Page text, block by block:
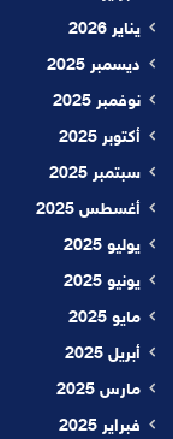
يناير 2026
ديسمبر 2025
نوفمبر 2025
أكتوبر 2025
سبتمبر 2025
أغسطس 2025
يوليو 2025
يونيو 2025
مايو 2025
أبريل 2025
مارس 2025
فبراير 2025